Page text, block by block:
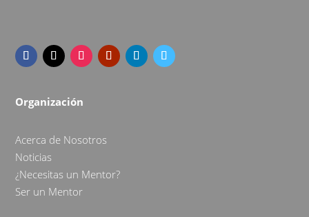
Organización
Acerca de Nosotros
Noticias
¿Necesitas un Mentor?
Ser un Mentor